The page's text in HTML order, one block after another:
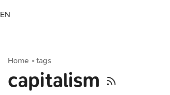
EN
Home »tags
capitalism